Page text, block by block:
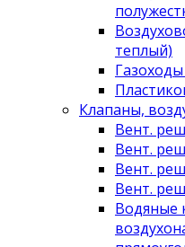
теплый)
Клапаны,
Вент.
Вент.
Вент.
Вент.
Водяные